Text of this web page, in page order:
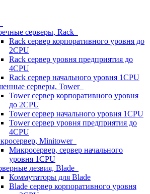
серверы, Rack
Rack сервер корпоративного уровня до
2CPU
Rack сервер уровня предприятия до
4CPU
Rack сервер начального уровня 1CPU
серверы, Tower
Tower сервер корпоративного уровня
до 2CPU
Tower сервер начального уровня 1CPU
Tower сервер уровня предприятия до
4CPU
Minitower
Микросервер, сервер начального
уровня 1CPU
лезвия, Blade
Коммутаторы для Blade
Blade сервер корпоративного уровня